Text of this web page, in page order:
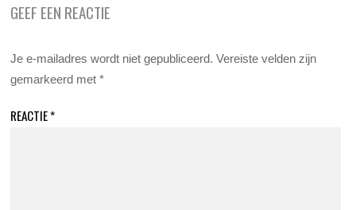
GEEF EEN REACTIE
Je e-mailadres wordt niet gepubliceerd. Vereiste velden zijn
gemarkeerd met*
REACTIE*